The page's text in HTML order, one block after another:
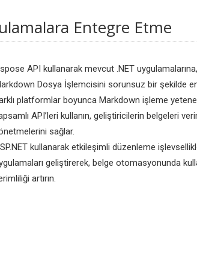
Entegre Etme
API kullanarak mevcut .NET
Dosya İşlemcisini sorunsuz bir şekilde
platformlar boyunca Markdown işleme
API’leri kullanın, geliştiricilerin belgeleri
sağlar.
kullanarak etkileşimli düzenleme
geliştirerek, belge otomasyonunda
artırın.